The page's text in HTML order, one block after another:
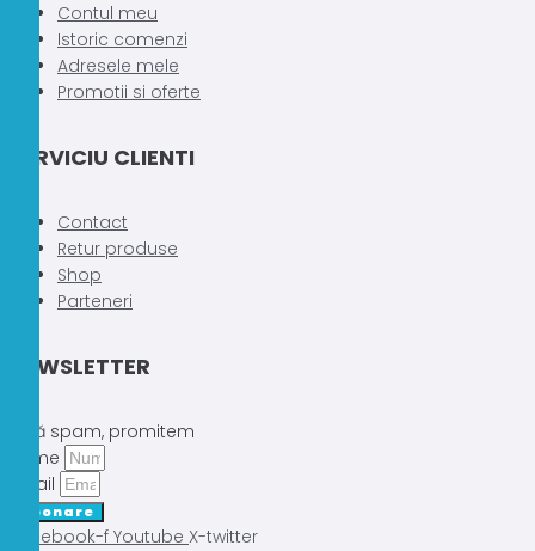
Contul meu
Istoric comenzi
Adresele mele
Promotii si oferte
SERVICIU CLIENTI
Contact
Retur produse
Shop
Parteneri
NEWSLETTER
Fără spam, promitem
Nume
Email
Abonare
Facebook-f Youtube X-twitter